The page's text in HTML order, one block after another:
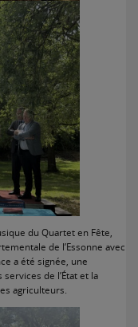
du Quartet en Fête,
de l’Essonne avec
a été signée, une
de l’État et la
agriculteurs.